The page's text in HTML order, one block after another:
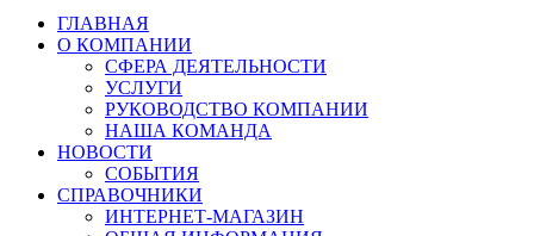
ГЛАВНАЯ
О КОМПАНИИ
СФЕРА ДЕЯТЕЛЬНОСТИ
УСЛУГИ
РУКОВОДСТВО КОМПАНИИ
НАША КОМАНДА
НОВОСТИ
СОБЫТИЯ
СПРАВОЧНИКИ
ИНТЕРНЕТ-МАГАЗИН